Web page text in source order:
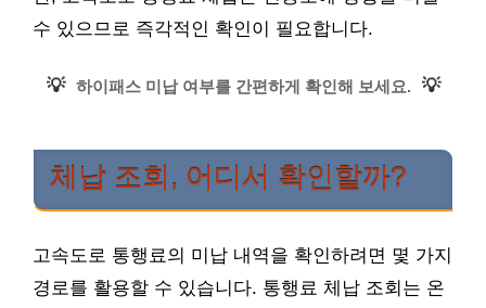
수 있으므로 즉각적인 확인이 필요합니다.
💡 하이패스 미납 여부를 간편하게 확인해 보세요. 💡
체납 조회, 어디서 확인할까?
고속도로 통행료의 미납 내역을 확인하려면 몇 가지
경로를 활용할 수 있습니다. 통행료 체납 조회는 온